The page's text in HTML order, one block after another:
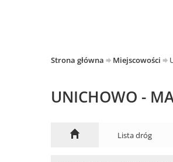
Strona główna Miejscowości
UNICHOWO -
Lista dróg